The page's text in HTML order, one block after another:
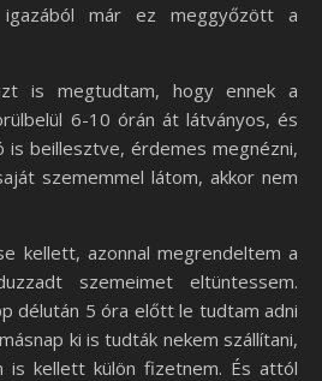
igazából már ez meggyőzött a
is megtudtam, hogy ennek a
6-10 órán át látványos, és
is beillesztve, érdemes megnézni,
szememmel látom, akkor nem
kellett, azonnal megrendeltem a
szemeimet eltüntessem.
délután 5 óra előtt le tudtam adni
ki is tudták nekem szállítani,
is kellett külön fizetnem. És attól